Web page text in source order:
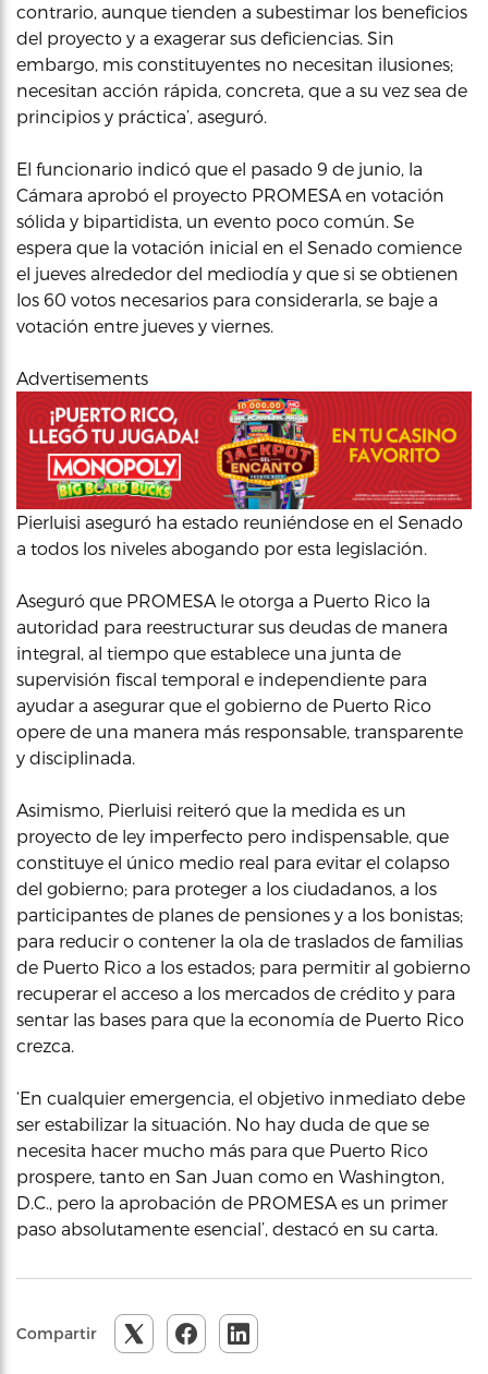
contrario, aunque tienden a subestimar los beneficios
del proyecto y a exagerar sus deficiencias. Sin
embargo, mis constituyentes no necesitan ilusiones;
necesitan acción rápida, concreta, que a su vez sea de
principios y práctica’, aseguró.
El funcionario indicó que el pasado 9 de junio, la
Cámara aprobó el proyecto PROMESA en votación
sólida y bipartidista, un evento poco común. Se
espera que la votación inicial en el Senado comience
el jueves alrededor del mediodía y que si se obtienen
los 60 votos necesarios para considerarla, se baje a
votación entre jueves y viernes.
Advertisements
Pierluisi aseguró ha estado reuniéndose en el Senado
a todos los niveles abogando por esta legislación.
Aseguró que PROMESA le otorga a Puerto Rico la
autoridad para reestructurar sus deudas de manera
integral, al tiempo que establece una junta de
supervisión fiscal temporal e independiente para
ayudar a asegurar que el gobierno de Puerto Rico
opere de una manera más responsable, transparente
y disciplinada.
Asimismo, Pierluisi reiteró que la medida es un
proyecto de ley imperfecto pero indispensable, que
constituye el único medio real para evitar el colapso
del gobierno; para proteger a los ciudadanos, a los
participantes de planes de pensiones y a los bonistas;
para reducir o contener la ola de traslados de familias
de Puerto Rico a los estados; para permitir al gobierno
recuperar el acceso a los mercados de crédito y para
sentar las bases para que la economía de Puerto Rico
crezca.
‘En cualquier emergencia, el objetivo inmediato debe
ser estabilizar la situación. No hay duda de que se
necesita hacer mucho más para que Puerto Rico
prospere, tanto en San Juan como en Washington,
D.C., pero la aprobación de PROMESA es un primer
paso absolutamente esencial’, destacó en su carta.
Compartir